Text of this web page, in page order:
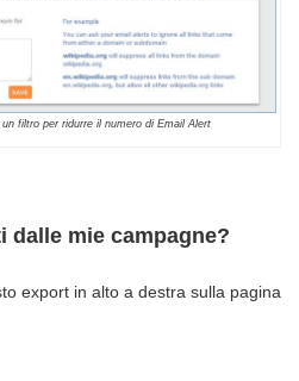
filtro per ridurre il numero di Email Alert
dalle mie campagne?
export in alto a destra sulla pagina